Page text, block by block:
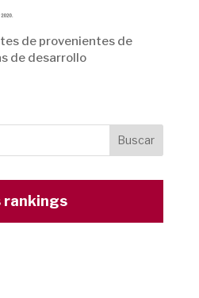
de provenientes de
de desarrollo
rankings